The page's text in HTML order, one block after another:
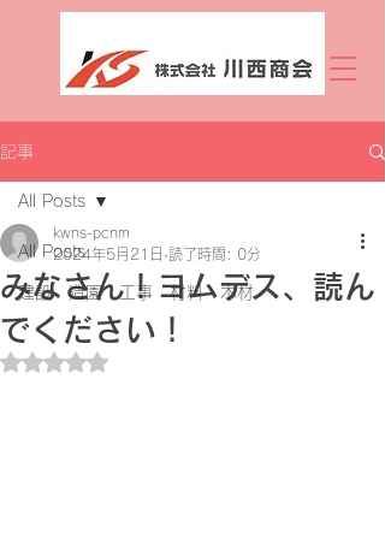
記事
All Posts
建設 造園 工事 材料 木材
All Posts
みなさん！ヨムデス、読ん
でください！
kwns-pcnm
2024年5月21日 読了時間: 0分
5つ星のうちNaNと評価されています。